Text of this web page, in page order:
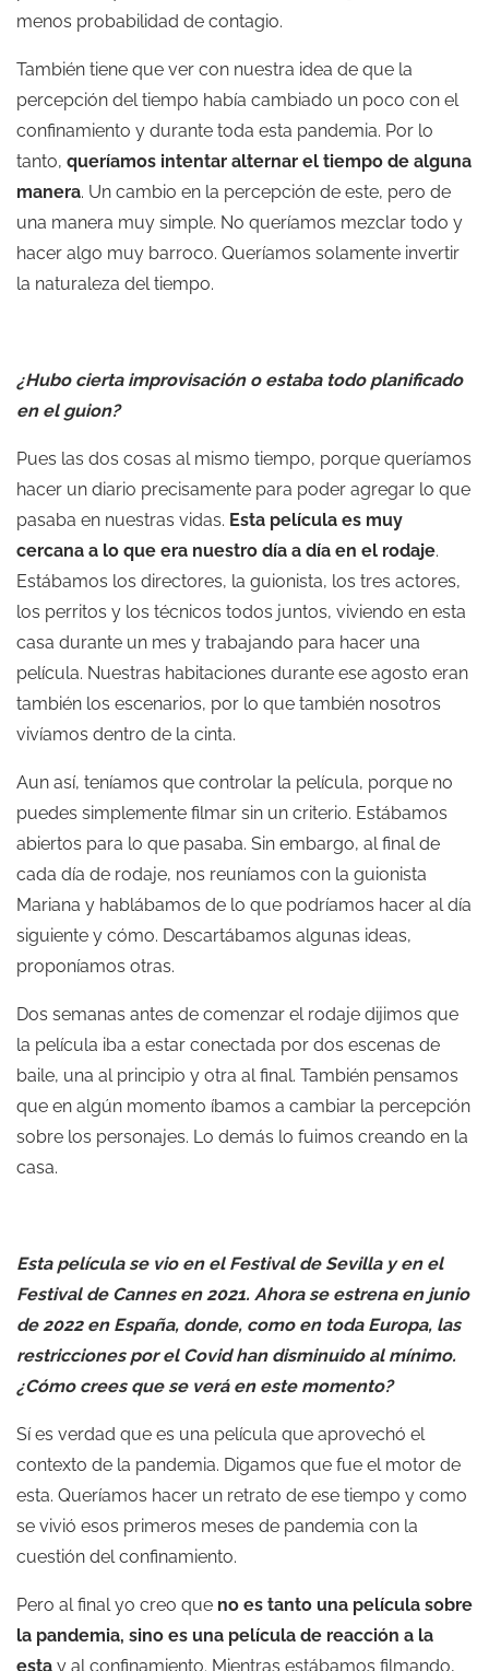
menos probabilidad de contagio.
También tiene que ver con nuestra idea de que la
percepción del tiempo había cambiado un poco con el
confinamiento y durante toda esta pandemia. Por lo
tanto, queríamos intentar alternar el tiempo de alguna
manera. Un cambio en la percepción de este, pero de
una manera muy simple. No queríamos mezclar todo y
hacer algo muy barroco. Queríamos solamente invertir
la naturaleza del tiempo.
¿Hubo cierta improvisación o estaba todo planificado
en el guion?
Pues las dos cosas al mismo tiempo, porque queríamos
hacer un diario precisamente para poder agregar lo que
pasaba en nuestras vidas. Esta película es muy
cercana a lo que era nuestro día a día en el rodaje.
Estábamos los directores, la guionista, los tres actores,
los perritos y los técnicos todos juntos, viviendo en esta
casa durante un mes y trabajando para hacer una
película. Nuestras habitaciones durante ese agosto eran
también los escenarios, por lo que también nosotros
vivíamos dentro de la cinta.
Aun así, teníamos que controlar la película, porque no
puedes simplemente filmar sin un criterio. Estábamos
abiertos para lo que pasaba. Sin embargo, al final de
cada día de rodaje, nos reuníamos con la guionista
Mariana y hablábamos de lo que podríamos hacer al día
siguiente y cómo. Descartábamos algunas ideas,
proponíamos otras.
Dos semanas antes de comenzar el rodaje dijimos que
la película iba a estar conectada por dos escenas de
baile, una al principio y otra al final. También pensamos
que en algún momento íbamos a cambiar la percepción
sobre los personajes. Lo demás lo fuimos creando en la
casa.
Esta película se vio en el Festival de Sevillay en el
Festival de Cannes en 2021. Ahora se estrena en junio
de 2022 en España, donde, como en toda Europa, las
restricciones por el Covid han disminuido al mínimo.
¿Cómo crees que se verá en este momento?
Sí es verdad que es una película que aprovechó el
contexto de la pandemia. Digamos que fue el motor de
esta. Queríamos hacer un retrato de ese tiempo y como
se vivió esos primeros meses de pandemia con la
cuestión del confinamiento.
Pero al final yo creo que no es tanto una película sobre
la pandemia, sino es una película de reacción a la
esta y al confinamiento. Mientras estábamos filmando,